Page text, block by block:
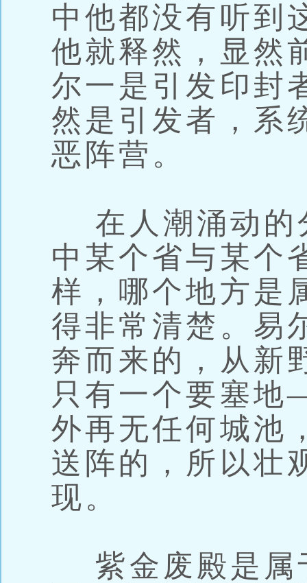
中他都没有听到
他就释然，显然
尔一是引发印封
然是引发者，系
恶阵营。
在人潮涌动的
中某个省与某个
样，哪个地方是
得非常清楚。易
奔而来的，从新
只有一个要塞
外再无任何城池
送阵的，所以壮
现。
紫金废殿是属